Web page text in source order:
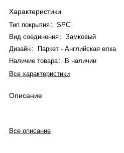
Характеристики
Тип покрытия:
SPC
Вид соединения:
Замковый
Дизайн:
Паркет - Английская елка
Наличие товара:
В наличии
Все характеристики
Описание
Все описание